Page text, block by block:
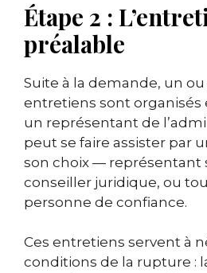
Étape 2 :
préalable
Suite à la demande, un
entretiens sont organisés
un représentant de
peut se faire assister par
son choix — représentant
conseiller juridique, ou
personne de confiance.
Ces entretiens servent à
conditions de la rupture :